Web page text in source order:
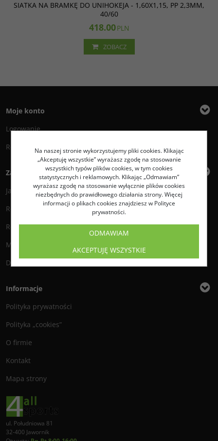
SIATKA NA BRAMKĘ DO UNIHOKEJA - 1,60X1,15, PP 2,3MM,
40/60
418.00PLN
ZOBACZ
Moje konto
Logowanie
Rejestracja
Zakupy
Jak zamawiać?
Regulamin
Reklamacje i zwroty
Metody płatności
Dostawa
Informacje
Polityka prywatności
Polityka „cookies”
O firmie
Kontakt
Mapa strony
ul. Południowa 81
32-400 Jawornik
Na naszej stronie wykorzystujemy pliki cookies. Klikając
„Akceptuję wszystkie” wyrażasz zgodę na stosowanie
wszystkich typów plików cookies, w tym cookies
statystycznych i reklamowych. Klikając „Odmawiam”
wyrażasz zgodę na stosowanie wyłącznie plików cookies
niezbędnych do prawidłowego działania strony. Więcej
informacji o plikach cookies znajdziesz w Polityce
prywatności.
ODMAWIAM
AKCEPTUJĘ WSZYSTKIE